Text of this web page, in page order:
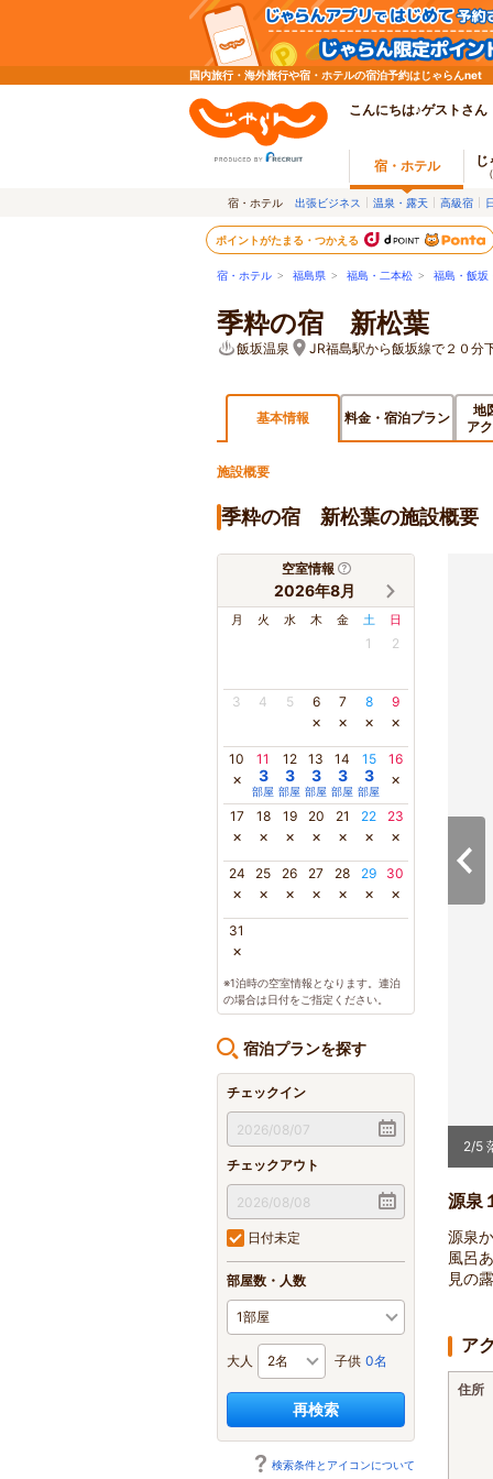
国内旅行・海外旅行や宿・ホテルの宿泊予約はじゃらんnet
こんにちは♪ゲストさん
宿・ホテル じ
宿・ホテル 出張ビジネス 温泉・露天 高級宿
ポイントがたまる・つかえる
宿・ホテル > 福島県 > 福島・二本松 > 福島・飯坂
季粋の宿 新松葉
飯坂温泉 JR福島駅から飯坂線で２０
基本情報 料金・宿泊プラン
地
ア
施設概要
季粋の宿 新松葉の施設概要
空室情報
2026年8月
月 火 水 木 金 土 日
1 2
3 4 5 6
×
7
×
8
×
9
×
10
×
11
3
部屋
12
3
部屋
13
3
部屋
14
3
部屋
15
3
部屋
16
×
17
×
18
×
19
×
20
×
21
×
22
×
23
×
24
×
25
×
26
×
27
×
28
×
29
×
30
×
31
×
※1泊時の空室情報となります。連泊
の場合は日付をご指定ください。
宿泊プランを探す
チェックイン
チェックアウト
日付未定
部屋数・人数
大人 子供 0名
再検索
検索条件とアイコンについて
2/5
源泉
源泉
風呂
見の
ア
住所